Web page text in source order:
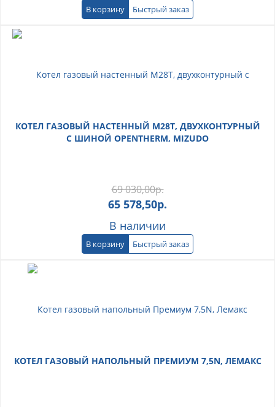
В корзину Быстрый заказ
КОТЕЛ ГАЗОВЫЙ НАСТЕННЫЙ M28T, ДВУХКОНТУРНЫЙ
С ШИНОЙ OPENTHERM, MIZUDO
69 030,00р.
65 578,50р.
В наличии
В корзину Быстрый заказ
КОТЕЛ ГАЗОВЫЙ НАПОЛЬНЫЙ ПРЕМИУМ 7,5N, ЛЕМАКС